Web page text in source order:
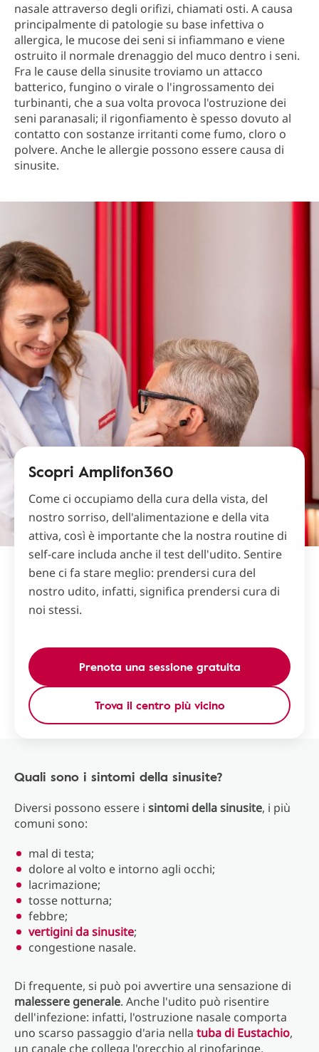
nasale attraverso degli orifizi, chiamati osti. A causa
principalmente di patologie su base infettiva o
allergica, le mucose dei seni si infiammano e viene
ostruito il normale drenaggio del muco dentro i seni.
Fra le cause della sinusite troviamo un attacco
batterico, fungino o virale o l'ingrossamento dei
turbinanti, che a sua volta provoca l'ostruzione dei
seni paranasali; il rigonfiamento è spesso dovuto al
contatto con sostanze irritanti come fumo, cloro o
polvere. Anche le allergie possono essere causa di
sinusite.
Scopri Amplifon360
Come ci occupiamo della cura della vista, del
nostro sorriso, dell'alimentazione e della vita
attiva, così è importante che la nostra routine di
self-care includa anche il test dell'udito. Sentire
bene ci fa stare meglio: prendersi cura del
nostro udito, infatti, significa prendersi cura di
noi stessi.
Prenota una sessione gratuita
Trova il centro più vicino
Quali sono i sintomi della sinusite?
Diversi possono essere i sintomi della sinusite, i più
comuni sono:
mal di testa;
dolore al volto e intorno agli occhi;
lacrimazione;
tosse notturna;
febbre;
vertigini da sinusite;
congestione nasale.
Di frequente, si può poi avvertire una sensazione di
malessere generale. Anche l'udito può risentire
dell'infezione: infatti, l'ostruzione nasale comporta
uno scarso passaggio d'aria nella tuba di Eustachio,
un canale che collega l'orecchio al rinofaringe,